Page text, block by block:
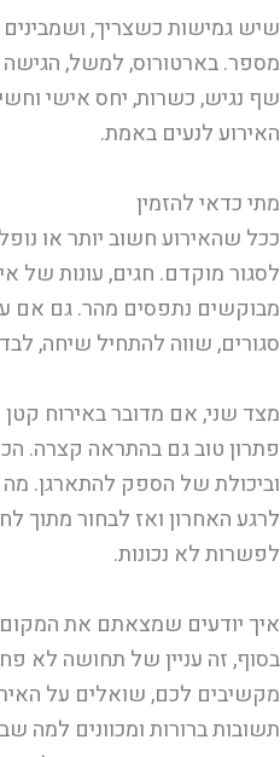
שיש גמישות כשצריך,
מספר. בארטורוס, למשל, הגישה
שף נגיש, כשרות, יחס אישי
האירוע לנעים באמת.
מתי כדאי להזמין
ככל שהאירוע חשוב יותר או
לסגור מוקדם. חגים, עונות של
מבוקשים נתפסים מהר. גם אם
סגורים, שווה להתחיל שיחה,
מצד שני, אם מדובר באירוח
פתרון טוב גם בהתראה קצרה.
וביכולת של הספק להתארגן.
לרגע האחרון ואז לבחור מתוך
לפשרות לא נכונות.
איך יודעים שמצאתם את המקום
בסוף, זה עניין של תחושה לא
מקשיבים לכם, שואלים על
תשובות ברורות ומכוונים